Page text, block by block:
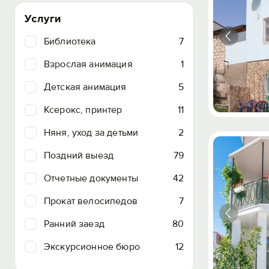
Услуги
Библиотека
7
Взрослая анимация
1
Детская анимация
5
Ксерокс, принтер
11
Няня, уход за детьми
2
Поздний выезд
79
Отчетные документы
42
Прокат велосипедов
7
Ранний заезд
80
Экскурсионное бюро
12